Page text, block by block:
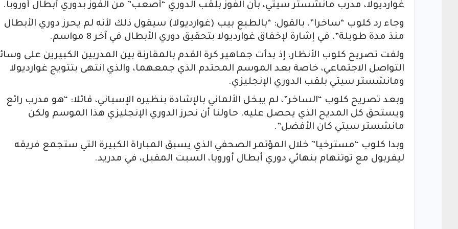
غوارديولا، مدرب مانشستر سيتي، بأن الفوز بلقب الدوري “أصعب” من الفوز بدوري أبطال أوروبا.
وجاء رد كلوب “ساخرا”، بالقول: “بالطبع بيب (غوارديولا) سيقول ذلك لأنه لم يحرز دوري الأبطال
منذ مدة طويلة”، في إشارة لإخفاق غوارديولا بتحقيق دوري الأبطال في آخر 8 مواسم.
ولفت تصريح كلوب الأنظار، إذ بدأت جماهير كرة القدم بالمقارنة بين المدربين الكبيرين على
التواصل الاجتماعي، خاصة بعد الموسم المحتدم الذي جمعهما، والذي انتهى بتتويج غوارديولا
ومانشستر سيتي بلقب الدوري الإنجليزي.
وبعد تصريح كلوب “الساخر”، لم يبخل الألماني بالإشادة بنظيره الإسباني، قائلا: “هو مدرب رائع
ويستحق كل المديح الذي يحصل عليه. حاولنا أن نحرز الدوري الإنجليزي هذا الموسم ولكن
مانشستر سيتي كان الأفضل”.
وبدا كلوب “مسترخيا” خلال المؤتمر الصحفي الذي يسبق المباراة الكبيرة التي ستجمع فريقه
ليفربول مع توتنهام بنهائي دوري أبطال أوروبا، السبت المقبل، في مدريد.